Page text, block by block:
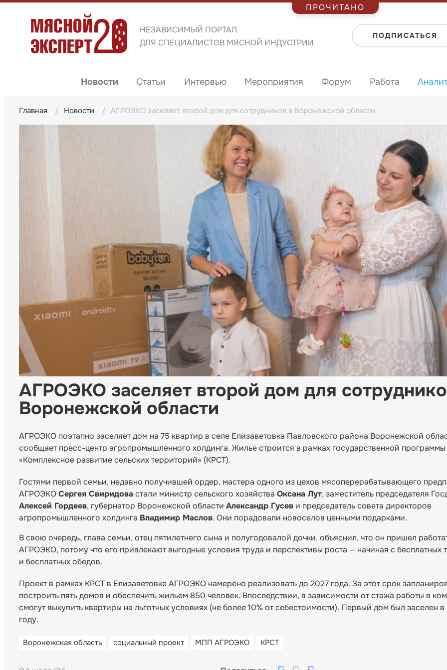
НЕЗАВИСИМЫЙ ПОРТАЛ
ДЛЯ СПЕЦИАЛИСТОВ МЯСНОЙ ИНДУСТРИИ
ПОДПИСАТЬСЯ
Новости Статьи Интервью Мероприятия Форум Работа
Главная Новости АГРОЭКО заселяет второй дом для сотрудников в Воронежской области
АГРОЭКО заселяет второй дом для
Воронежской области
АГРОЭКО поэтапно заселяет дом на 75 квартир в селе Елизаветовка Павловского района Воронежской
сообщает пресс-центр агропромышленного холдинга. Жилье строится в рамках государственной программы
«Комплексное развитие сельских территорий» (КРСТ).
Гостями первой семьи, недавно получившей ордер, мастера одного из цехов мясоперерабатывающего
АГРОЭКОСергея Свиридовастали министр сельского хозяйства Оксана Лут, заместитель председателя
Алексей Гордеев, губернатор Воронежской области Александр Гусев и председатель совета директоров
агропромышленного холдинга Владимир Маслов. Они порадовали новоселов ценными подарками.
В свою очередь, глава семьи, отец пятилетнего сына и полугодовалой дочки, объяснил, что он пришел
АГРОЭКО, потому что его привлекают выгодные условия труда и перспективы роста — начиная с бесплатных
и бесплатных обедов.
Проект в рамках КРСТ в Елизаветовке АГРОЭКО намерено реализовать до 2027 года. За этот срок
построить пять домов и обеспечить жильем 850 человек. Впоследствии, в зависимости от стажа работы в
смогут выкупить квартиры на льготных условиях (не более 10% от себестоимости). Первый дом был заселен
году.
Воронежская область социальный проект МПП АГРОЭКО КРСТ
ПРОЧИТАНО